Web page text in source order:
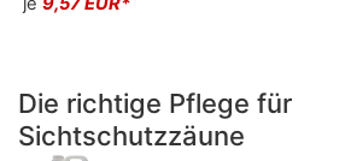
Die richtige Pflege für
Sichtschutzzäune